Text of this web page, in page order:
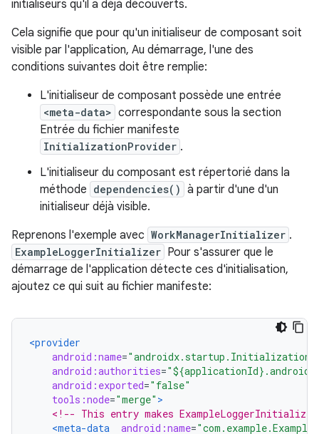
initialiseurs qu'il a déjà découverts.
Cela signifie que pour qu'un initialiseur de composant soit
visible par l'application, Au démarrage, l'une des
conditions suivantes doit être remplie:
L'initialiseur de composant possède une entrée
<meta-data> correspondante sous la section
Entrée du fichier manifeste
InitializationProvider .
L'initialiseur du composant est répertorié dans la
méthode dependencies() à partir d'une d'un
initialiseur déjà visible.
Reprenons l'exemple avec WorkManagerInitializer .
ExampleLoggerInitializer Pour s'assurer que le
démarrage de l'application détecte ces d'initialisation,
ajoutez ce qui suit au fichier manifeste:
<provider
android:name=
android:authorities=
android:exported="false"
tools:node="merge" >
<!-- This entry makes
<meta-data
android:name=